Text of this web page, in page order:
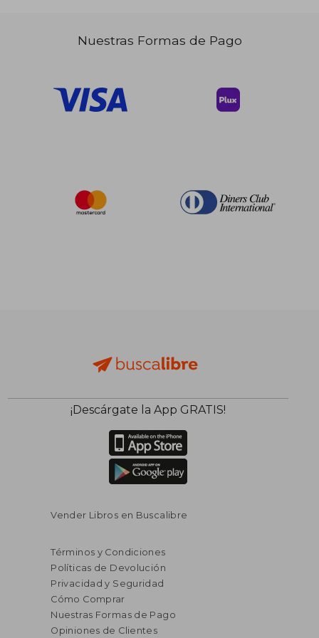
$ 22.33
45%
Nuestras Formas de Pago
¡Descárgate la App GRATIS!
Vender Libros en Buscalibre
Términos y Condiciones
Políticas de Devolución
Privacidad y Seguridad
Cómo Comprar
Nuestras Formas de Pago
Opiniones de Clientes